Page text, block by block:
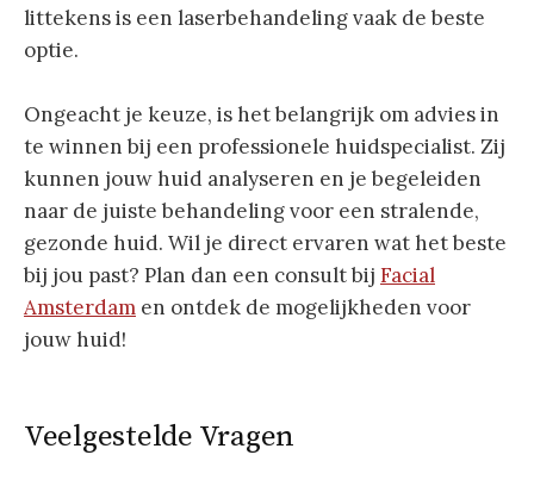
littekens is een laserbehandeling vaak de beste
optie.
Ongeacht je keuze, is het belangrijk om advies in
te winnen bij een professionele huidspecialist. Zij
kunnen jouw huid analyseren en je begeleiden
naar de juiste behandeling voor een stralende,
gezonde huid. Wil je direct ervaren wat het beste
bij jou past? Plan dan een consult bij Facial
Amsterdam en ontdek de mogelijkheden voor
jouw huid!
Veelgestelde Vragen